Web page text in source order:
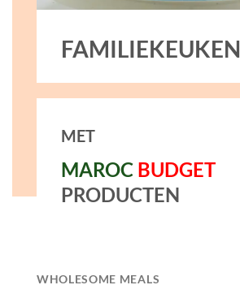
FAMILIEKEUKEN
MET
MAROC BUDGET
PRODUCTEN
WHOLESOME MEALS